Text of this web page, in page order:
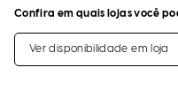
Confira em quais lojas você
Ver disponibilidade em loja